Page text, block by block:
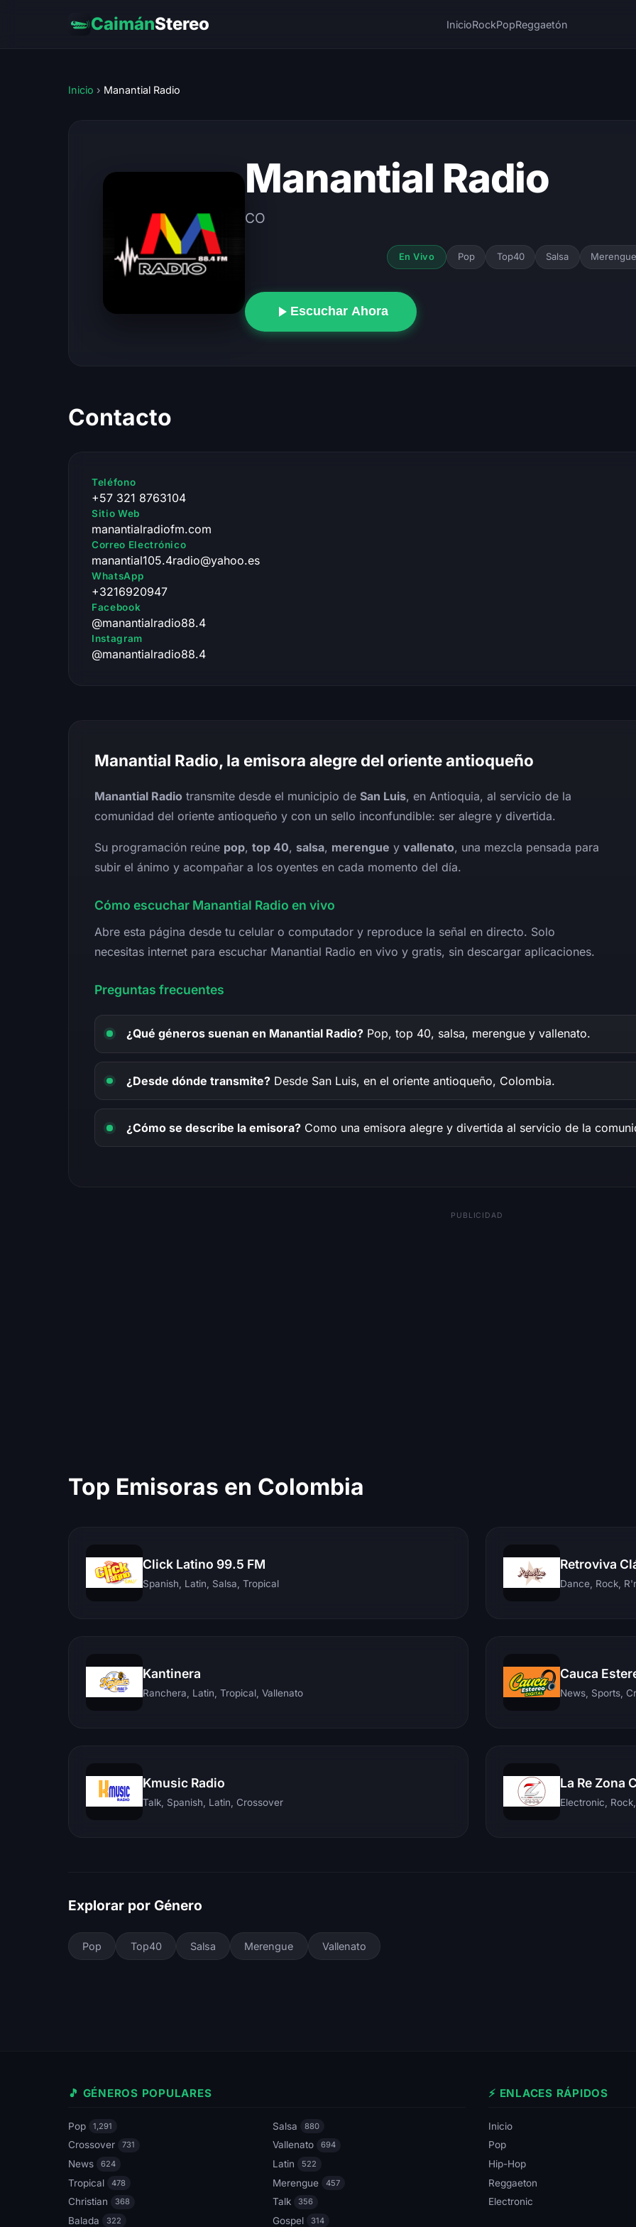
CaimánStereo InicioRockPopReggaetón
Inicio › Manantial Radio
Manantial Radio
CO
En Vivo Pop Top40 Salsa
Escuchar Ahora
Contacto
Teléfono
+57 321 8763104
Sitio Web
manantialradiofm.com
Correo Electrónico
manantial105.4radio@yahoo.es
WhatsApp
+3216920947
Facebook
@manantialradio88.4
Instagram
@manantialradio88.4
Manantial Radio, la emisora alegre del oriente antioqueño
Manantial Radio transmite desde el municipio de San Luis, en Antioquia, al servicio de la
comunidad del oriente antioqueño y con un sello inconfundible: ser alegre y divertida.
Su programación reúne pop, top 40, salsa, merengue y vallenato, una mezcla pensada para
subir el ánimo y acompañar a los oyentes en cada momento del día.
Cómo escuchar Manantial Radio en vivo
Abre esta página desde tu celular o computador y reproduce la señal en directo. Solo
necesitas internet para escuchar Manantial Radio en vivo y gratis, sin descargar aplicaciones.
Preguntas frecuentes
¿Qué géneros suenan en Manantial Radio? Pop, top 40, salsa, merengue y vallenato.
¿Desde dónde transmite? Desde San Luis, en el oriente antioqueño, Colombia.
¿Cómo se describe la emisora? Como una emisora alegre y divertida al servicio de la
PUBLICIDAD
Top Emisoras en Colombia
Click Latino 99.5 FM
Spanish, Latin, Salsa, Tropical
Retroviva
Dance, Rock,
Kantinera
Ranchera, Latin, Tropical, Vallenato
Cauca
News, Sports,
Kmusic Radio
Talk, Spanish, Latin, Crossover
La Re Zona
Explorar por Género
Pop Top40 Salsa Merengue Vallenato
🎵 GÉNEROS POPULARES
Pop 1,291 Salsa 880
Crossover 731 Vallenato 694
News 624 Latin 522
Tropical 478 Merengue 457
Christian 368 Talk 356
Balada 322 Gospel 314
⚡ ENLACES RÁPIDOS
Inicio
Pop
Hip-Hop
Reggaeton
Electronic